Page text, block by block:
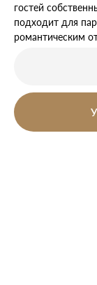
гостей
подходит для
романтическим